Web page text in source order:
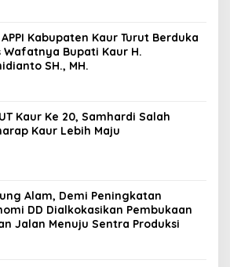
APPI Kabupaten Kaur Turut Berduka
Wafatnya Bupati Kaur H.
SH., MH.
Kaur Ke 20, Samhardi Salah
Kaur Lebih Maju
Alam, Demi Peningkatan
DD Dialkokasikan Pembukaan
Jalan Menuju Sentra Produksi